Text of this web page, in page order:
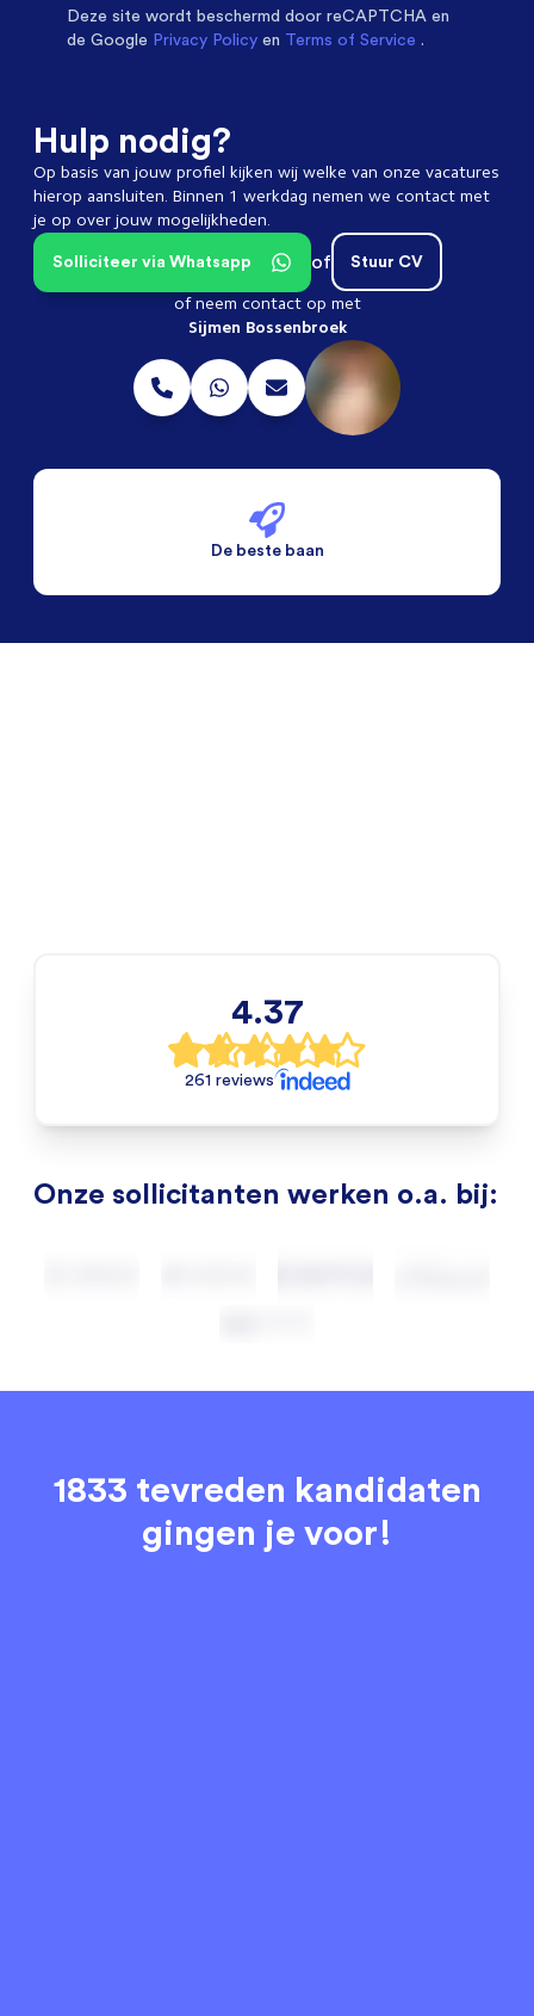
Deze site wordt beschermd door reCAPTCHA en
de Google Privacy Policy en Terms of Service .
Hulp nodig?
Op basis van jouw profiel kijken wij welke van onze vacatures
hierop aansluiten. Binnen 1 werkdag nemen we contact met
je op over jouw mogelijkheden.
Stuur CV
of
Solliciteer via Whatsapp
of neem contact op met
Sijmen Bossenbroek
De beste baan
4.37
261 reviews
Onze sollicitanten werken o.a. bij:
1833 tevreden kandidaten
gingen je voor!